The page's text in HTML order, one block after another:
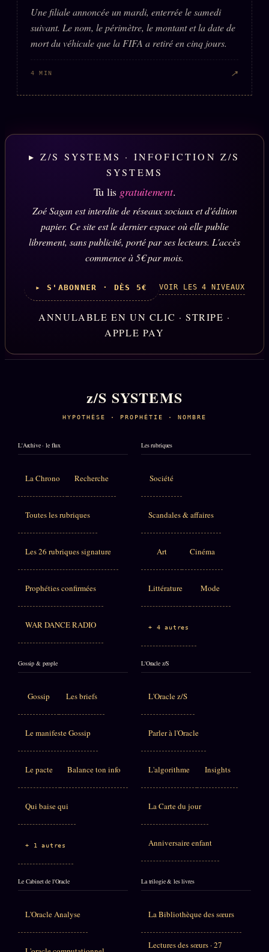
Une filiale annoncée un mardi, enterrée le samedi
suivant. Le nom, le périmètre, le montant et la date de
mort du véhicule que la FIFA a retiré en cinq jours.
4 MIN ↗
▸ Z/S SYSTEMS · INFOFICTION Z/S
SYSTEMS
Tu lis gratuitement.
Zoé Sagan est interdite de réseaux sociaux et d'édition
papier. Ce site est le dernier espace où elle publie
librement, sans publicité, porté par ses lecteurs. L'accès
commence à 5€ par mois.
▸ S'ABONNER · DÈS 5€ VOIR LES 4 NIVEAUX
ANNULABLE EN UN CLIC · STRIPE ·
APPLE PAY
z/S SYSTEMS
HYPOTHÈSE · PROPHÉTIE · NOMBRE
L'Archive · le flux
La Chrono Recherche
Toutes les rubriques
Les 26 rubriques signature
Prophéties confirmées
WAR DANCE RADIO
Les rubriques
Société
Scandales & affaires
Art Cinéma
Littérature Mode
+ 4 autres
Gossip & people
Gossip Les briefs
Le manifeste Gossip
Le pacte Balance ton info
Qui baise qui
+ 1 autres
L'Oracle z/S
L'Oracle z/S
Parler à l'Oracle
L'algorithme Insights
La Carte du jour
Anniversaire enfant
Le Cabinet de l'Oracle
L'Oracle Analyse
La trilogie & les livres
La Bibliothèque des sœurs
Lectures des sœurs · 27